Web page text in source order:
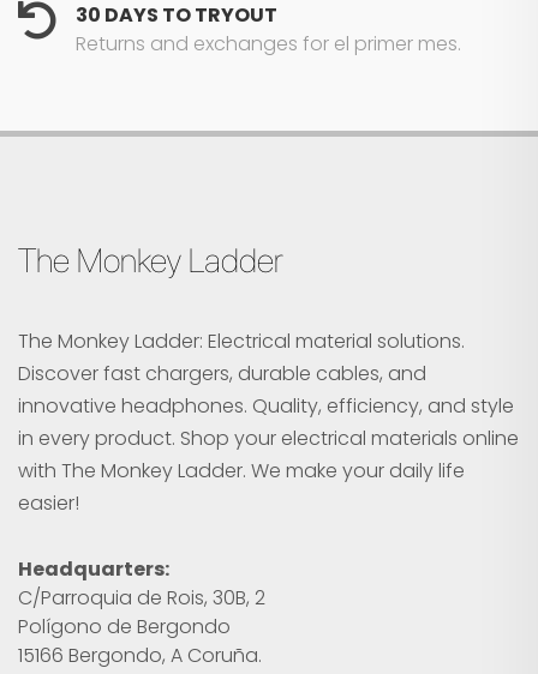
30 DAYS TO TRYOUT
Returns and exchanges for el primer mes.
The Monkey Ladder
The Monkey Ladder: Electrical material solutions.
Discover fast chargers, durable cables, and
innovative headphones. Quality, efficiency, and style
in every product. Shop your electrical materials online
with The Monkey Ladder. We make your daily life
easier!
Headquarters:
C/Parroquia de Rois, 30B, 2
Polígono de Bergondo
15166 Bergondo, A Coruña.